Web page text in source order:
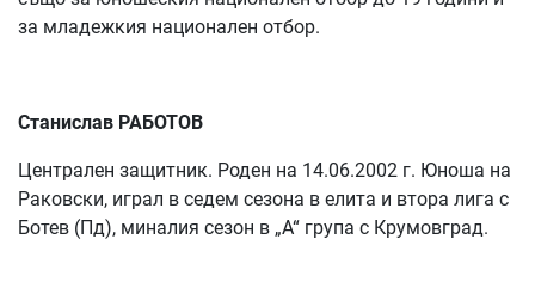
за младежкия национален отбор.
Станислав РАБОТОВ
Централен защитник. Роден на 14.06.2002 г. Юноша на
Раковски, играл в седем сезона в елита и втора лига с
Ботев (Пд), миналия сезон в „А“ група с Крумовград.